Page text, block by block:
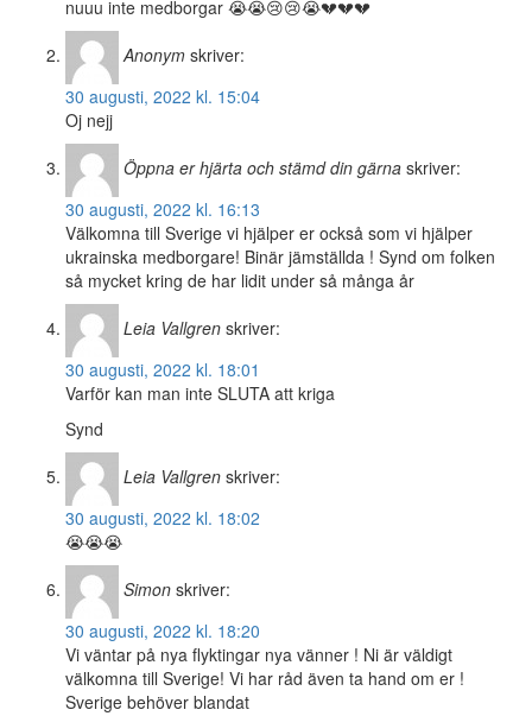
nuuu inte medborgar 😭😭😢😢😭💔💔💔
Anonym skriver:
30 augusti, 2022 kl. 15:04
Oj nejj
Öppna er hjärta och stämd din gärna skriver:
30 augusti, 2022 kl. 16:13
Välkomna till Sverige vi hjälper er också som vi hjälper
ukrainska medborgare! Binär jämställda ! Synd om folken
så mycket kring de har lidit under så många år
Leia Vallgren skriver:
30 augusti, 2022 kl. 18:01
Varför kan man inte SLUTA att kriga
Synd
Leia Vallgren skriver:
30 augusti, 2022 kl. 18:02
😭😭😭
Simon skriver:
30 augusti, 2022 kl. 18:20
Vi väntar på nya flyktingar nya vänner ! Ni är väldigt
välkomna till Sverige! Vi har råd även ta hand om er !
Sverige behöver blandat